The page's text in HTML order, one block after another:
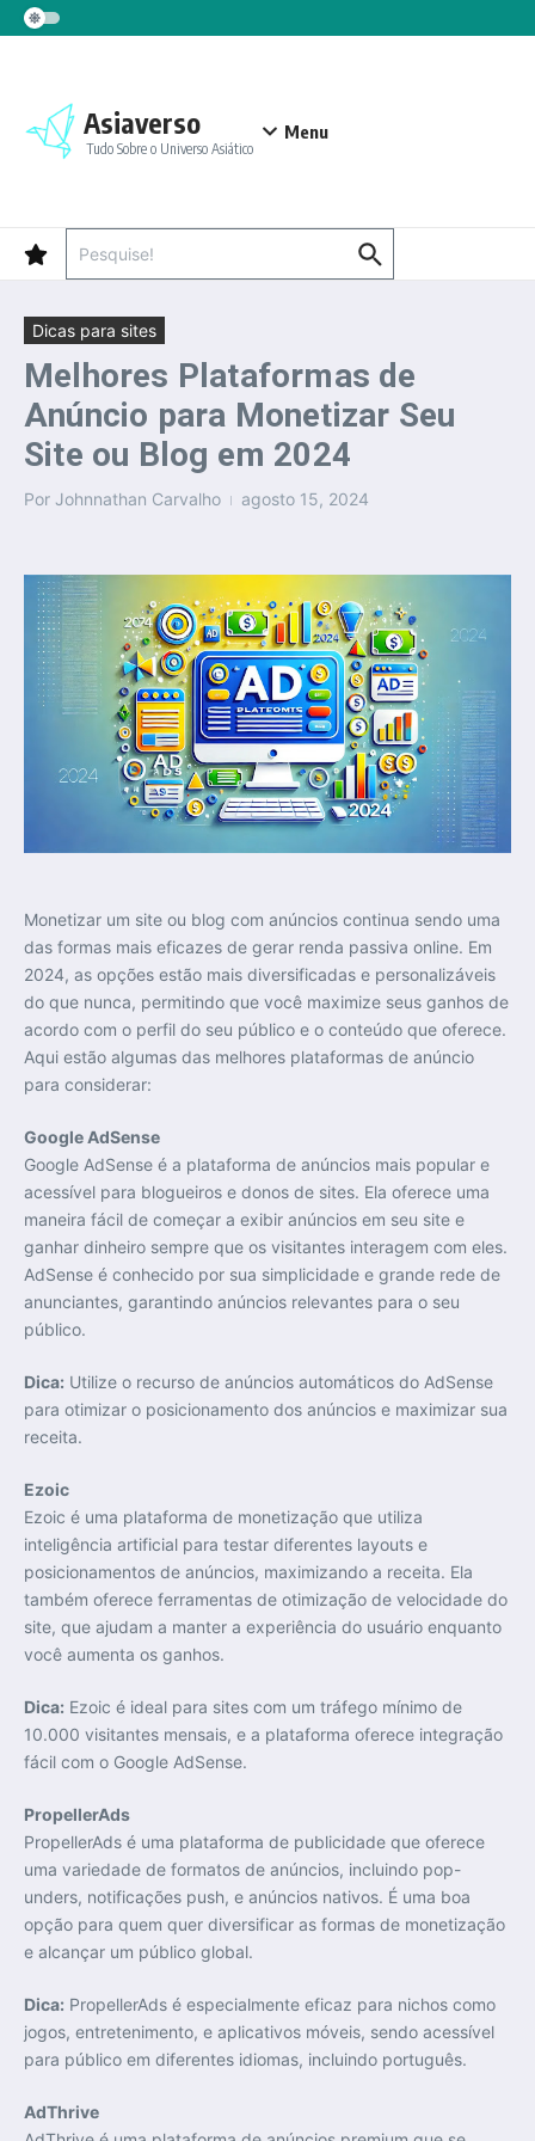
Ir para o conteúdo
Asiaverso
Tudo Sobre o Universo Asiático
Menu
Dicas para sites
Melhores Plataformas de
Anúncio para Monetizar Seu
Site ou Blog em 2024
Por Johnnathan Carvalho agosto 15, 2024
Monetizar um site ou blog com anúncios continua sendo uma
das formas mais eficazes de gerar renda passiva online. Em
2024, as opções estão mais diversificadas e personalizáveis
do que nunca, permitindo que você maximize seus ganhos de
acordo com o perfil do seu público e o conteúdo que oferece.
Aqui estão algumas das melhores plataformas de anúncio
para considerar:
Google AdSense
Google AdSense é a plataforma de anúncios mais popular e
acessível para blogueiros e donos de sites. Ela oferece uma
maneira fácil de começar a exibir anúncios em seu site e
ganhar dinheiro sempre que os visitantes interagem com eles.
AdSense é conhecido por sua simplicidade e grande rede de
anunciantes, garantindo anúncios relevantes para o seu
público.
Dica: Utilize o recurso de anúncios automáticos do AdSense
para otimizar o posicionamento dos anúncios e maximizar sua
receita.
Ezoic
Ezoic é uma plataforma de monetização que utiliza
inteligência artificial para testar diferentes layouts e
posicionamentos de anúncios, maximizando a receita. Ela
também oferece ferramentas de otimização de velocidade do
site, que ajudam a manter a experiência do usuário enquanto
você aumenta os ganhos.
Dica: Ezoic é ideal para sites com um tráfego mínimo de
10.000 visitantes mensais, e a plataforma oferece integração
fácil com o Google AdSense.
PropellerAds
PropellerAds é uma plataforma de publicidade que oferece
uma variedade de formatos de anúncios, incluindo pop-
unders, notificações push, e anúncios nativos. É uma boa
opção para quem quer diversificar as formas de monetização
e alcançar um público global.
Dica: PropellerAds é especialmente eficaz para nichos como
jogos, entretenimento, e aplicativos móveis, sendo acessível
para público em diferentes idiomas, incluindo português.
AdThrive